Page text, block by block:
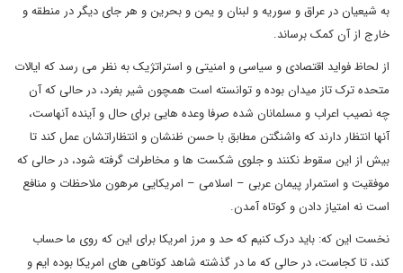
به شیعیان در عراق و سوریه و لبنان و یمن و بحرین و هر جای دیگر در منطقه و
خارج از آن کمک برساند.
از لحاظ فواید اقتصادی و سیاسی و امنیتی و استراتژیک به نظر می رسد که ایالات
متحده ترک تاز میدان بوده و توانسته است همچون شیر بغرد، در حالی که آن
چه نصیب اعراب و مسلمانان شده صرفا وعده هایی برای حال و آینده آنهاست،
آنها انتظار دارند که واشنگتن مطابق با حسن ظنشان و انتظاراتشان عمل کند تا
بیش از این سقوط نکنند و جلوی شکست ها و مخاطرات گرفته شود، در حالی که
موفقیت و استمرار پیمان عربی – اسلامی – امریکایی مرهون ملاحظات و منافع
است نه امتیاز دادن و کوتاه آمدن.
نخست این که: باید درک کنیم که حد و مرز امریکا برای این که روی ما حساب
کند، تا کجاست، در حالی که ما در گذشته شاهد کوتاهی های امریکا بوده ایم و